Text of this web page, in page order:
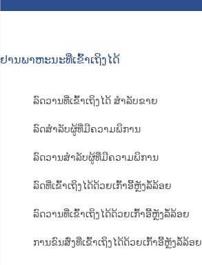
ຢານພາຫະນະທີ່ເຂົ້າເຖິງໄດ້
ລົດວານທີ່ເຂົ້າເຖິງໄດ້ ສຳລັບຂາຍ
ລົດສຳລັບຜູ້ທີ່ມີຄວາມພິການ
ລົດວານສຳລັບຜູ້ທີ່ມີຄວາມພິການ
ລົດທີ່ເຂົ້າເຖິງໄດ້ດ້ວຍເກົ້າອີ້ຫຼັງລໍ້ລ້ອຍ
ລົດວານທີ່ເຂົ້າເຖິງໄດ້ດ້ວຍເກົ້າອີ້ຫຼັງລໍ້ລ້ອຍ
ການຂົນສົ່ງທີ່ເຂົ້າເຖິງໄດ້ດ້ວຍເກົ້າອີ້ຫຼັງລໍ້ລ້ອຍ